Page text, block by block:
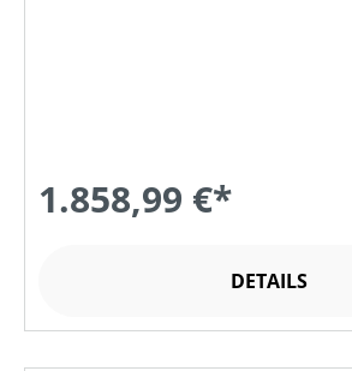
1.858,99 €*
DETAILS